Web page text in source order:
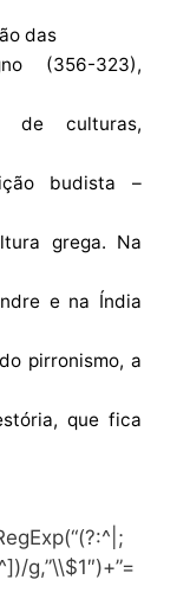
das
(356-323),
de culturas,
budista –
grega. Na
e na Índia
pirronismo, a
que fica
g,”\\$1″)+”=